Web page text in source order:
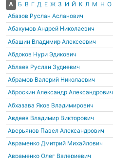
А Б В Г Д Е Ж З И Й К Л М Н О
Абазов Руслан Асланович
Абакумов Андрей Николаевич
Абашин Владимир Алексеевич
Абдоков Нури Эдикович
Аблаев Руслан Зудиевич
Абрамов Валерий Николаевич
Аброскин Александр Александрович
Абхазава Яков Владимирович
Авдеев Владимир Викторович
Аверьянов Павел Александрович
Авраменко Дмитрий Михайлович
Авраменко Олег Валериевич